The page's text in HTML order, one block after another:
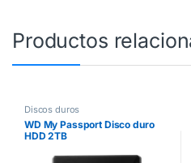
Productos
Discos duros
WD My Passport Disco duro
HDD 2TB